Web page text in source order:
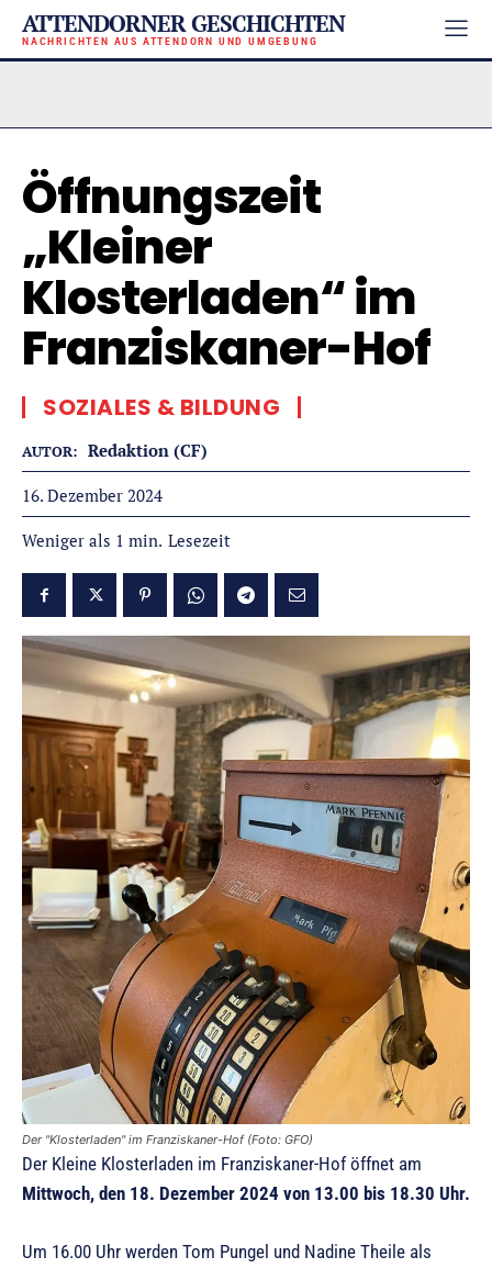
ATTENDORNER GESCHICHTEN
NACHRICHTEN AUS ATTENDORN UND UMGEBUNG
Öffnungszeit
„Kleiner
Klosterladen“ im
Franziskaner-Hof
SOZIALES & BILDUNG
AUTOR: Redaktion (CF)
16. Dezember 2024
Weniger als 1 min. Lesezeit
Der "Klosterladen" im Franziskaner-Hof (Foto: GFO)
Der Kleine Klosterladen im Franziskaner-Hof öffnet am
Mittwoch, den 18. Dezember 2024 von 13.00 bis 18.30 Uhr.
Um 16.00 Uhr werden Tom Pungel und Nadine Theile als